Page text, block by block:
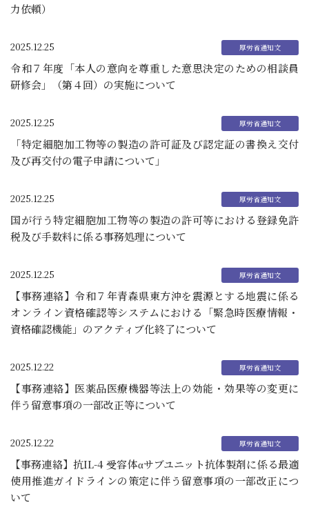
力依頼）
2025.12.25
令和７年度「本人の意向を尊重した意思決定のための相談員
研修会」（第４回）の実施について
2025.12.25
「特定細胞加工物等の製造の許可証及び認定証の書換え交付
及び再交付の電子申請について」
2025.12.25
国が行う特定細胞加工物等の製造の許可等における登録免許
税及び手数料に係る事務処理について
2025.12.25
【事務連絡】令和７年青森県東方沖を震源とする地震に係る
オンライン資格確認等システムにおける「緊急時医療情報・
資格確認機能」のアクティブ化終了について
2025.12.22
【事務連絡】医薬品医療機器等法上の効能・効果等の変更に
伴う留意事項の一部改正等について
2025.12.22
【事務連絡】抗IL-4 受容体αサブユニット抗体製剤に係る最適
使用推進ガイドラインの策定に伴う留意事項の一部改正につ
いて